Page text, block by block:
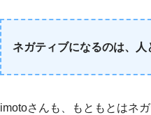
ネガティブになるのは、人
imotoさんも、もともとはネ